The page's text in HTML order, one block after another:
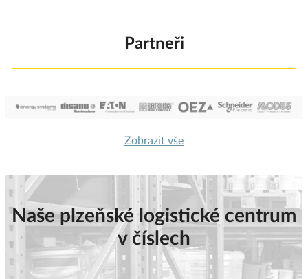
Partneři
Zobrazit vše
Naše plzeňské logistické centrum
v číslech